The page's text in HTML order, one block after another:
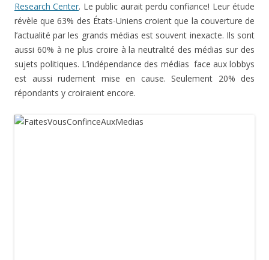
Research Center. Le public aurait perdu confiance! Leur étude
révèle que 63% des États-Uniens croient que la couverture de
l’actualité par les grands médias est souvent inexacte. Ils sont
aussi 60% à ne plus croire à la neutralité des médias sur des
sujets politiques. L’indépendance des médias face aux lobbys
est aussi rudement mise en cause. Seulement 20% des
répondants y croiraient encore.